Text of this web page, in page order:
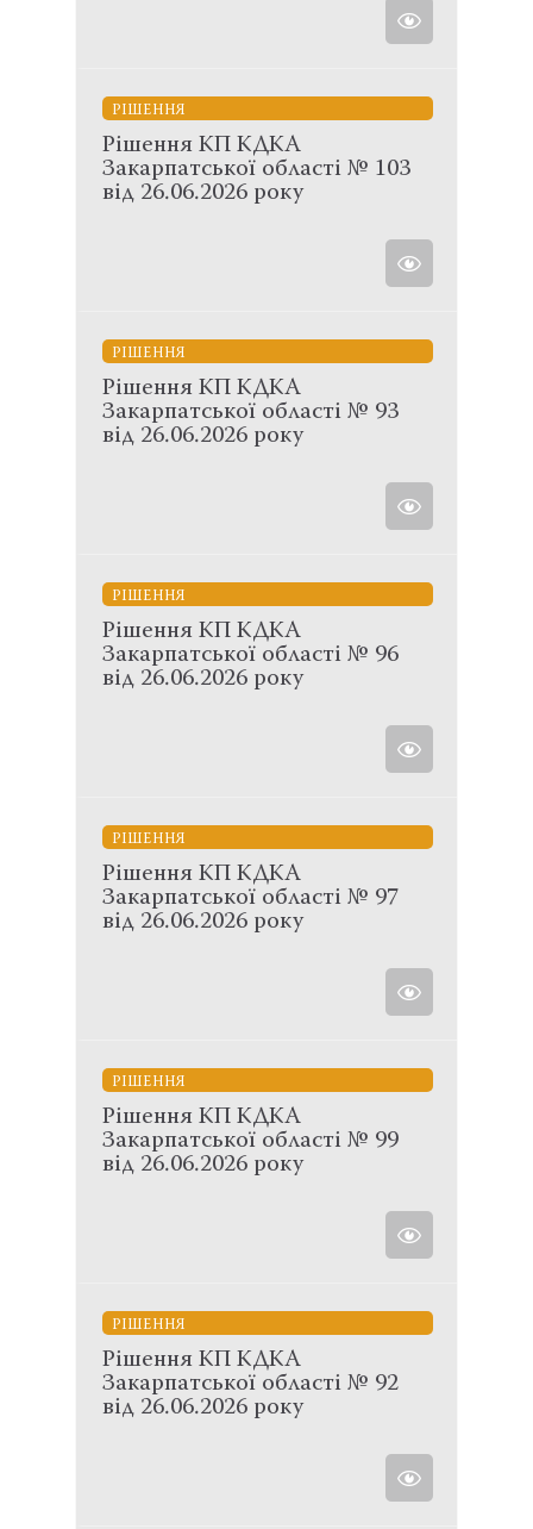
РІШЕННЯ
Рішення КП КДКА
Закарпатської області № 103
від 26.06.2026 року
РІШЕННЯ
Рішення КП КДКА
Закарпатської області № 93
від 26.06.2026 року
РІШЕННЯ
Рішення КП КДКА
Закарпатської області № 96
від 26.06.2026 року
РІШЕННЯ
Рішення КП КДКА
Закарпатської області № 97
від 26.06.2026 року
РІШЕННЯ
Рішення КП КДКА
Закарпатської області № 99
від 26.06.2026 року
РІШЕННЯ
Рішення КП КДКА
Закарпатської області № 92
від 26.06.2026 року